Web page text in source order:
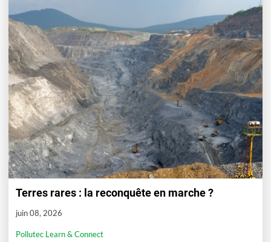
Terres rares : la reconquête en marche ?
juin 08, 2026
Pollutec Learn & Connect